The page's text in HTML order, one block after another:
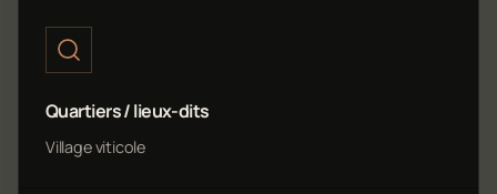
Quartiers / lieux-dits
Village viticole